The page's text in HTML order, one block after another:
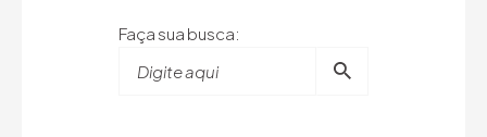
Faça sua busca: